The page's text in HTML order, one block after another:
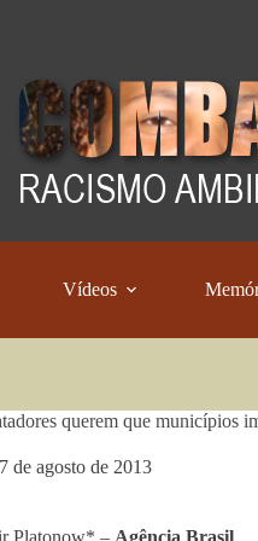
Vídeos
querem que municípios
de agosto de 2013
Platonow* – Agência Brasil